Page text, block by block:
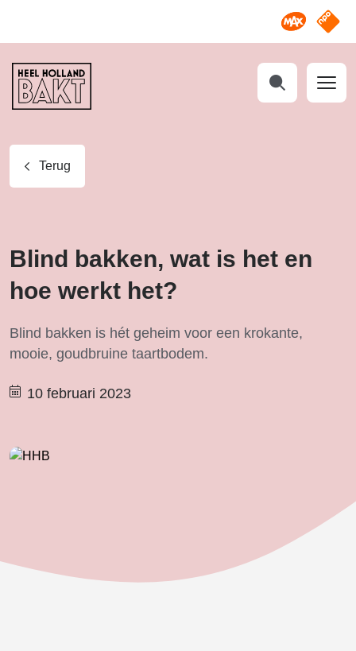
Omroep
NPO
Heel
Holland
Bakt
Terug
Blind bakken, wat is het en
hoe werkt het?
Blind bakken is hét geheim voor een krokante,
mooie, goudbruine taartbodem.
10 februari 2023